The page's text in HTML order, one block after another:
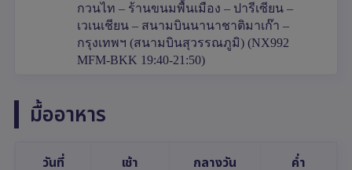
กวนไท – ร้านขนมพื้นเมือง – ปารีเซียน –
เวเนเชียน – สนามบินนานาชาติมาเก๊า –
กรุงเทพฯ (สนามบินสุวรรณภูมิ) (NX992
MFM-BKK 19:40-21:50)
มื้ออาหาร
วันที่ เช้า กลางวัน ค่ำ